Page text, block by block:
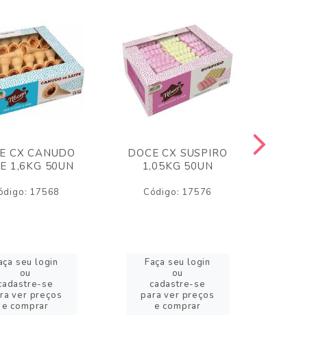
CX CANUDO
1,6KG 50UN
17568
seu login
ou
se
ver preços
e comprar
DOCE CX SUSPIRO
1,05KG 50UN
Código: 17576
Faça seu login
ou
cadastre-se
para ver preços
e comprar